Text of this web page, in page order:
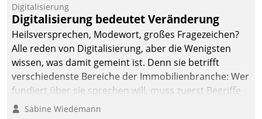
Digitalisierung
Digitalisierung bedeutet Veränderung
Heilsversprechen, Modewort, großes Fragezeichen?
Alle reden von Digitalisierung, aber die Wenigsten
wissen, was damit gemeint ist. Denn sie betrifft
verschiedenste Bereiche der Immobilienbranche: Wer
fundiert über sie sprechen will, muss zuerst Begriffe
klären. Ein Aspekt ist die betriebliche Optimierung:
Sabine Wiedemann